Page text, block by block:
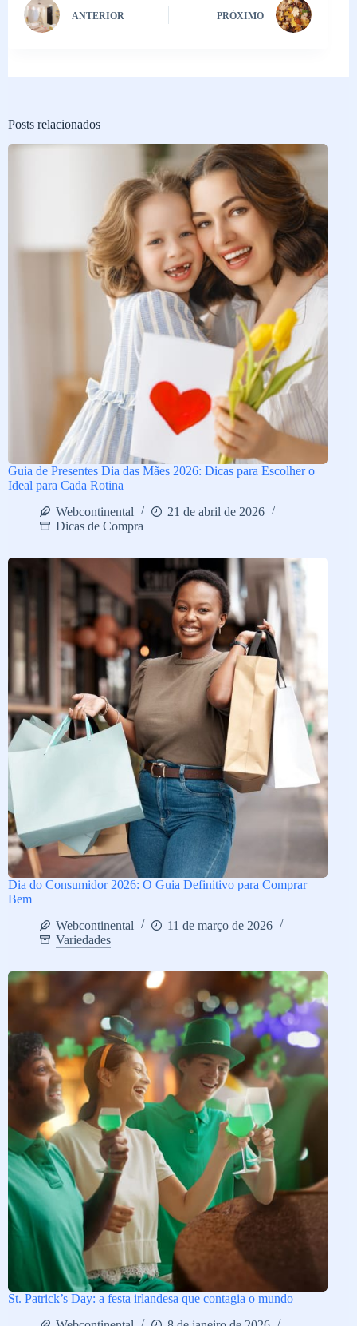
ANTERIOR PRÓXIMO
Posts relacionados
Guia de Presentes Dia das Mães 2026: Dicas para Escolher o
Ideal para Cada Rotina
Webcontinental
21 de abril de 2026
Dicas de Compra
Dia do Consumidor 2026: O Guia Definitivo para Comprar
Bem
Webcontinental
11 de março de 2026
Variedades
St. Patrick’s Day: a festa irlandesa que contagia o mundo